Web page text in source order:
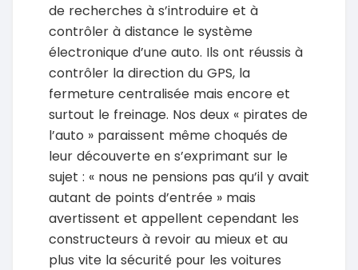
de recherches à s’introduire et à
contrôler à distance le système
électronique d’une auto. Ils ont réussis à
contrôler la direction du GPS, la
fermeture centralisée mais encore et
surtout le freinage. Nos deux « pirates de
l’auto » paraissent même choqués de
leur découverte en s’exprimant sur le
sujet : « nous ne pensions pas qu’il y avait
autant de points d’entrée » mais
avertissent et appellent cependant les
constructeurs à revoir au mieux et au
plus vite la sécurité pour les voitures